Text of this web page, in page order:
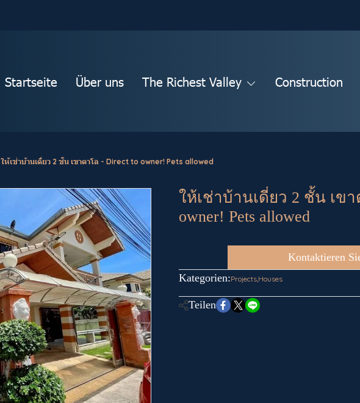
Startseite Über uns The Richest Valley Construction
ให้เช่าบ้านเดี่ยว 2 ชั้น เขาตาโล - Direct to owner! Pets allowed
ให้เช่าบ้านเดี่ยว 2 ชั้น เขา
owner! Pets allowed
Kontaktieren
Kategorien:Projects,Houses
Teilen